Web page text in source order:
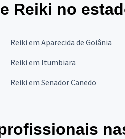
Reiki no
Reiki em Aparecida de Goiânia
Reiki em Itumbiara
Reiki em Senador Canedo